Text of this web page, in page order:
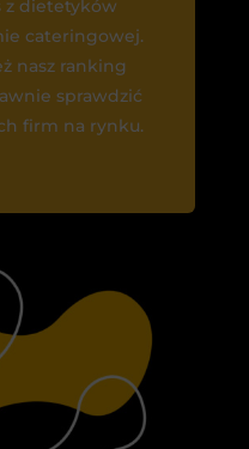
z dietetyków
cateringowej.
nasz ranking
sprawdzić
firm na rynku.